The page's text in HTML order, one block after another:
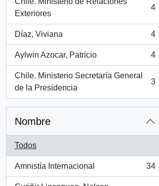
Exteriores
, 4 resultados
4
Díaz, Viviana
, 4 resultados
4
Aylwin Azocar, Patricio
, 4 resultados
4
Chile. Ministerio Secretaría General
de la Presidencia
, 3 resultados
3
Nombre
Todos
Amnistía Internacional
, 34 resultados
34